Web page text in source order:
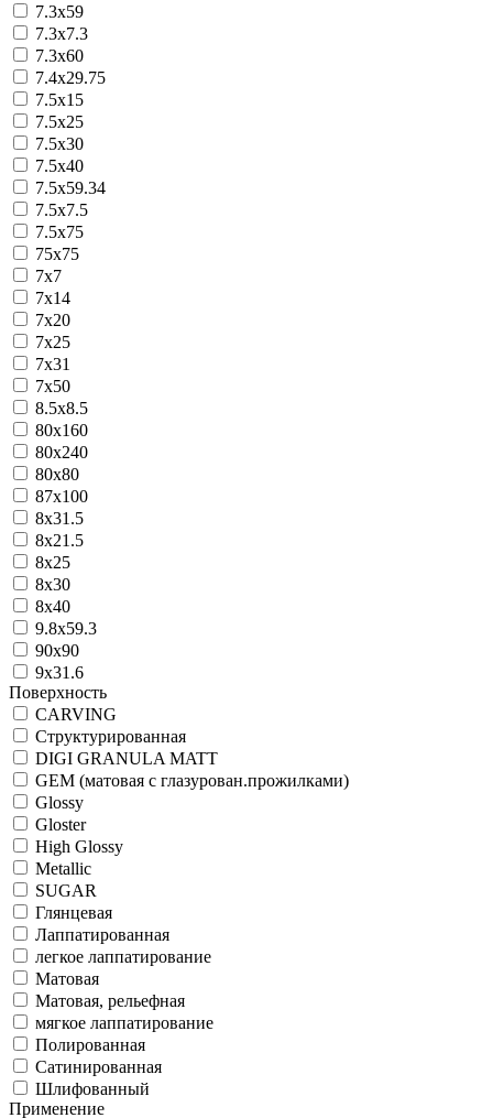
7.3x59
7.3x7.3
7.3х60
7.4х29.75
7.5х15
7.5х25
7.5х30
7.5х40
7.5х59.34
7.5х7.5
7.5х75
75х75
7x7
7х14
7х20
7х25
7х31
7х50
8.5x8.5
80х160
80х240
80х80
87х100
8x31.5
8х21.5
8х25
8х30
8х40
9.8х59.3
90х90
9х31.6
Поверхность
CARVING
Cтруктурированная
DIGI GRANULA MATT
GEM (матовая с глазурован.прожилками)
Glossy
Gloster
High Glossy
Metallic
SUGAR
Глянцевая
Лаппатированная
легкое лаппатирование
Матовая
Матовая, рельефная
мягкое лаппатирование
Полированная
Сатинированная
Шлифованный
Применение